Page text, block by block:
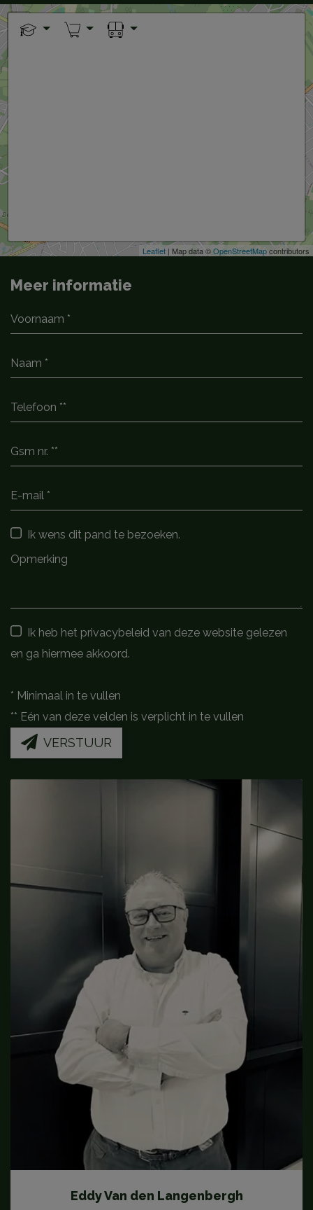
+
Leaflet | Map data ©OpenStreetMapcontributors
Meer informatie
Ik wens dit pand te bezoeken.
Ik heb het privacybeleid van deze website gelezen
en ga hiermee akkoord.
* Minimaal in te vullen
** Eén van deze velden is verplicht in te vullen
VERSTUUR
Eddy Van den Langenbergh